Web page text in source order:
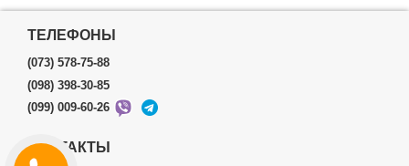
ТЕЛЕФОНЫ
(073) 578-75-88
(098) 398-30-85
(099) 009-60-26
КОНТАКТЫ